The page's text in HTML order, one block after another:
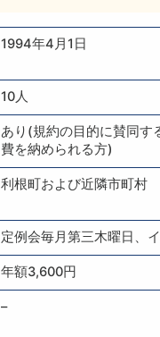
1994年4月1日
10人
あり(規約の目的に賛同す
費を納められる方)
利根町および近隣市町村
定例会毎月第三木曜日、
年額3,600円
–